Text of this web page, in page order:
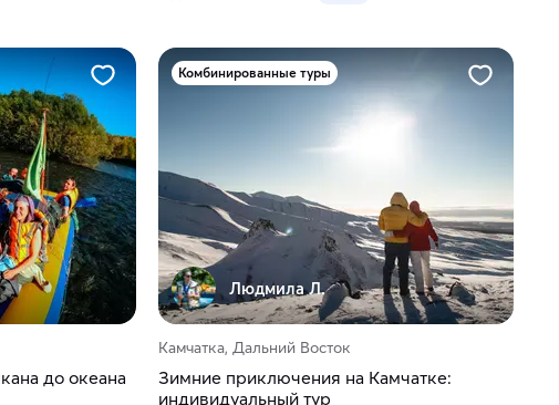
до океана
Комбинированные туры
Людмила Л.
Камчатка, Дальний Восток
Зимние приключения на Камчатке:
индивидуальный тур